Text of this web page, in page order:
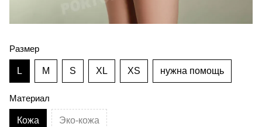
Размер
L M S XL XS нужна помощь
Материал
Кожа Эко-кожа